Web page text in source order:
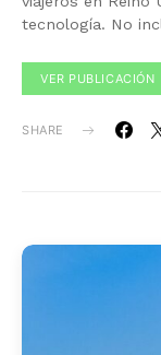
tecnología. No
VER PUBLICACIÓN
SHARE